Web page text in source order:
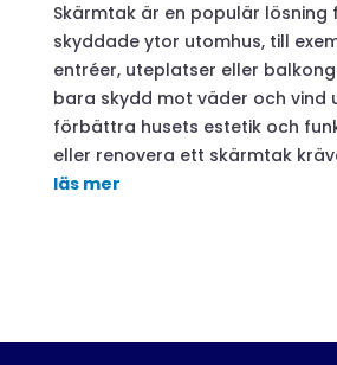
Skärmtak är en populär
skyddade ytor utomhus, till
entréer, uteplatser eller
bara skydd mot väder och vind
förbättra husets estetik och
eller renovera ett skärmtak
läs mer